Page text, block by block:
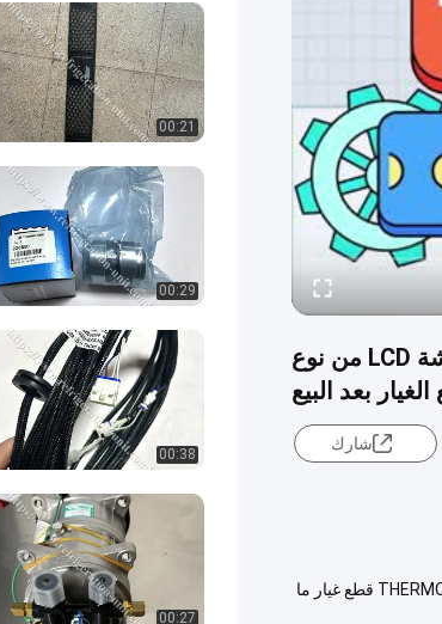
شاشة العرض SR2,SR3,SR4، شاشة العرض SR2,SR3 شاشة العرض CA-8452372 شاشة LCD من نوع
شارك
شاشة عرض SR2، SR3، SR4، شاشة عرض SR2، SR3 CA-8452372 نوع شاشة أخضر LCD لوحدات THERMO KING SB210 SB230 HMIs قطع غيار ما
00:21
00:29
00:38
00:27